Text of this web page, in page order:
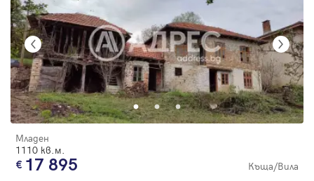
Младен
1110 кв.м.
17 895 Къща/Вила